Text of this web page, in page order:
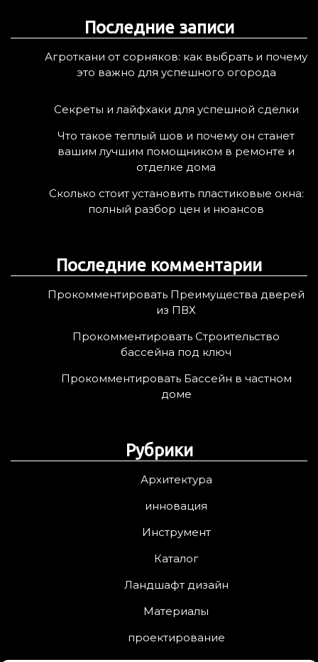
Последние записи
Агроткани от сорняков: как выбрать и почему
это важно для успешного огорода
Секреты и лайфхаки для успешной сделки
Что такое теплый шов и почему он станет
вашим лучшим помощником в ремонте и
отделке дома
Сколько стоит установить пластиковые окна:
полный разбор цен и нюансов
Последние комментарии
Прокомментировать Преимущества дверей
из ПВХ
Прокомментировать Строительство
бассейна под ключ
Прокомментировать Бассейн в частном
доме
Рубрики
Архитектура
инновация
Инструмент
Каталог
Ландшафт дизайн
Материалы
проектирование